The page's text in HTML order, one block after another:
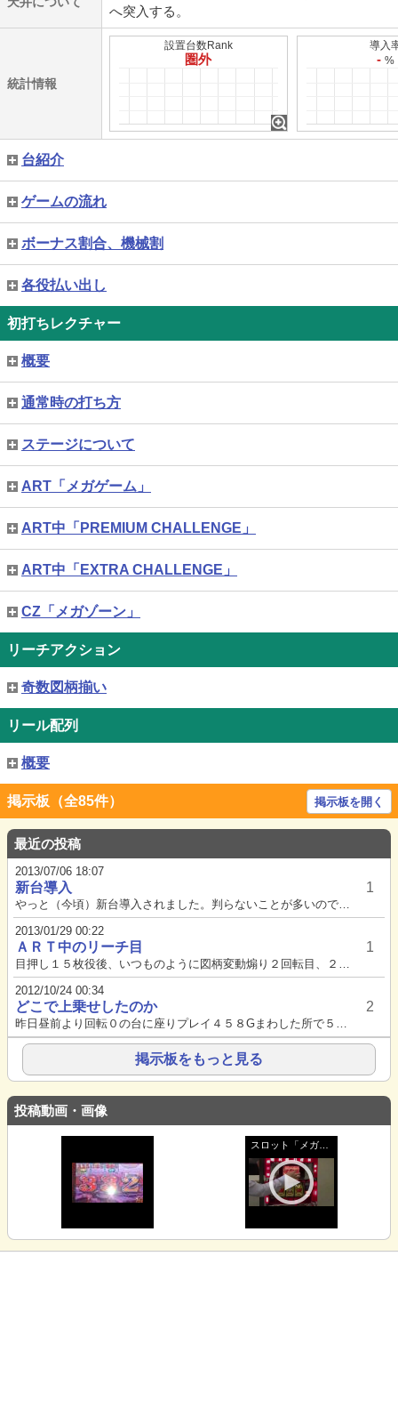
へ突入する。
統計情報
設置台数Rank
圏外
導入
-%
台紹介
ゲームの流れ
ボーナス割合、機械割
各役払い出し
初打ちレクチャー
概要
通常時の打ち方
ステージについて
ART「メガゲーム」
ART中「PREMIUM CHALLENGE」
ART中「EXTRA CHALLENGE」
CZ「メガゾーン」
リーチアクション
奇数図柄揃い
リール配列
概要
掲示板（全85件） 掲示板を開く
最近の投稿
2013/07/06 18:07
新台導入
やっと（今頃）新台導入されました。判らないことが多いので、ご先輩方の助言を教えてください。(1)背景（青→緑→赤）につい...
1
2013/01/29 00:22
ＡＲＴ中のリーチ目
目押し１５枚役後、いつものように図柄変動煽り２回転目、２４６という出目が！？通常時ならばリーチ目で前兆ですが、ＡＲＴ中の...
1
2012/10/24 00:34
どこで上乗せしたのか
昨日昼前より回転０の台に座りプレイ４５８Gまわした所で５５５でMEGA GAME１セット終了後MEGA ZONE内でキャ...
2
掲示板をもっと見る
投稿動画・画像
スロット「メガミ
画